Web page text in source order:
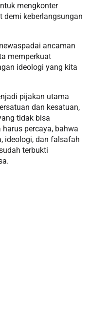
mengkonter
demi keberlangsungan
ancaman
memperkuat
ideologi yang kita
pijakan utama
dan kesatuan,
tidak bisa
percaya, bahwa
ideologi, dan falsafah
terbukti